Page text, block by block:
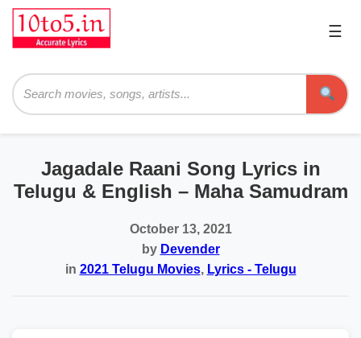
☰
Jagadale Raani Song Lyrics in
Telugu & English – Maha Samudram
October 13, 2021
by Devender
in 2021 Telugu Movies, Lyrics - Telugu